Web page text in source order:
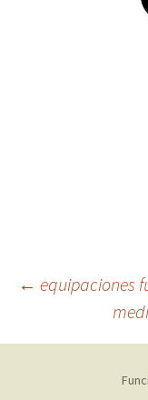
de
← equipaciones